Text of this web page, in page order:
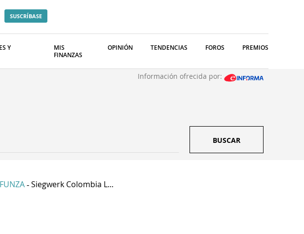
SUSCRÍBASE
Y
MIS
FINANZAS
OPINIÓN TENDENCIAS FOROS PREMIOS
Información ofrecida por:
BUSCAR
- Siegwerk Colombia L...